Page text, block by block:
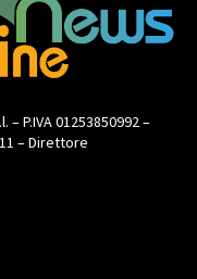
P.IVA 01253850992 –
– Direttore